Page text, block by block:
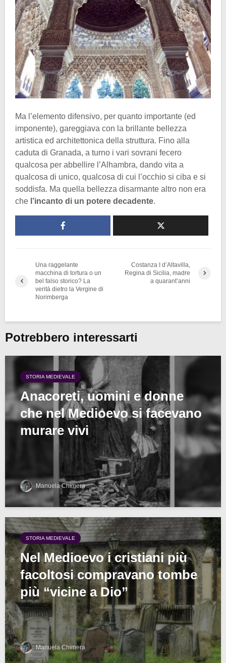
Ma l’elemento difensivo, per quanto importante (ed
imponente), gareggiava con la brillante bellezza
artistica ed architettonica della struttura. Fino alla
caduta di Granada, a turno i vari sovrani fecero
qualcosa per abbellire l’Alhambra, dando vita a
qualcosa di unico, qualcosa di cui l’occhio si ciba e si
soddisfa. Ma quella bellezza disarmante altro non era
che l’incanto di un potere decadente.
Una raggelante
macchina di tortura o un
bel falso storico? La
verità dietro la Vergine di
Norimberga
Costanza I d’Altavilla,
Regina di Sicilia, madre
a quarant’anni
Potrebbero interessarti
STORIA MEDIEVALE
Anacoreti, uomini e donne
che nel Medioevo si facevano
murare vivi
Manuela Chimera
STORIA MEDIEVALE
Nel Medioevo i cristiani più
facoltosi compravano tombe
più “vicine a Dio”
Manuela Chimera